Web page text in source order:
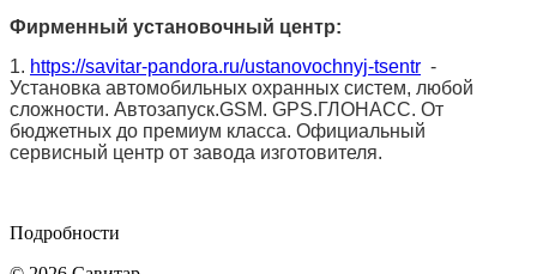
Фирменный установочный центр:
1. https://savitar-pandora.ru/ustanovochnyj-tsentr -
Установка автомобильных охранных систем, любой
сложности. Автозапуск.GSM. GPS.ГЛОНАСС. От
бюджетных до премиум класса. Официальный
сервисный центр от завода изготовителя.
Подробности